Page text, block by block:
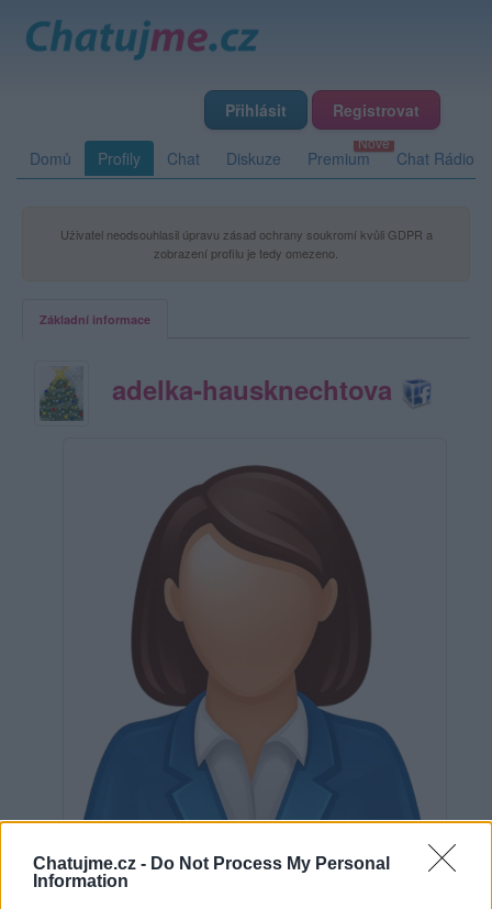
Chatujme.cz - Do Not Process My Personal
Information
Přihlásit Registrovat
Domů Profily Chat Diskuze Premium Chat Rádio
Uživatel neodsouhlasil úpravu zásad ochrany soukromí kvůli GDPR a
zobrazení profilu je tedy omezeno.
Základní informace
adelka-hausknechtova